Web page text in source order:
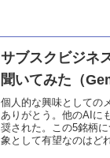
サブスクビジネ
聞いてみた（
個人的な興味としての
ありがとう。他のAIに
奨された。この5銘柄
象として有望なのはど